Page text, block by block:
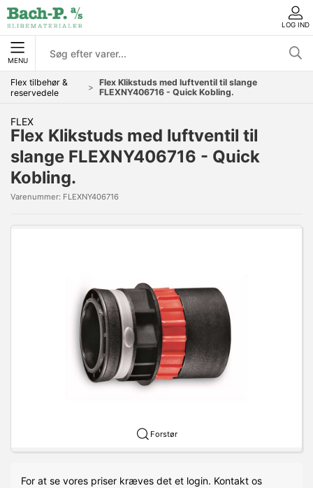
LOG IND
MENU
Flex tilbehør &
reservedele
Flex Klikstuds med luftventil til slange
FLEXNY406716 - Quick Kobling.
FLEX
Flex Klikstuds med luftventil til
slange FLEXNY406716 - Quick
Kobling.
Varenummer: FLEXNY406716
Forstør
For at se vores priser kræves det et login. Kontakt os